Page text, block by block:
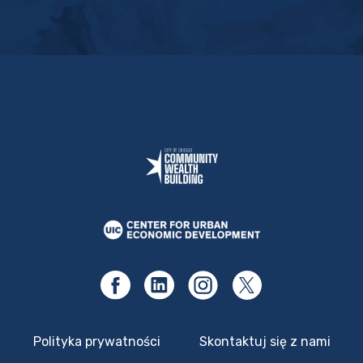
Polityka prywatności Skontaktuj się z nami